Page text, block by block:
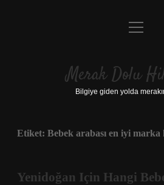
Anasayfa
Yasal Uyarı
menüyü
Merak Dolu
Bilgiye giden yolda
Etiket: Bebek arabası en iyi marka
Yenidoğan Için Hangi